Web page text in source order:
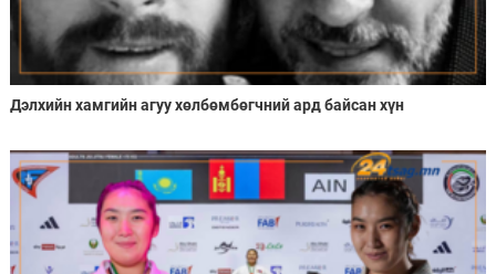
Дэлхийн хамгийн агуу хөлбөмбөгчний ард байсан хүн